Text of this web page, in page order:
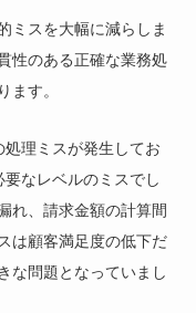
ミスを大幅に減らしま
性のある正確な業務処
ます。
理ミスが発生してお
なレベルのミスでし
れ、請求金額の計算間
は顧客満足度の低下だ
な問題となっていまし